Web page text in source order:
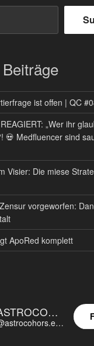
ist offen | QC
„Wer ihr
💀 Medfluencer sind
Visier: Die miese
vorgeworfen:
ApoRed komplett
ASTROCOHORS EUNOIA ULTIMA
@astrocohors.eu@astrocohors.eu